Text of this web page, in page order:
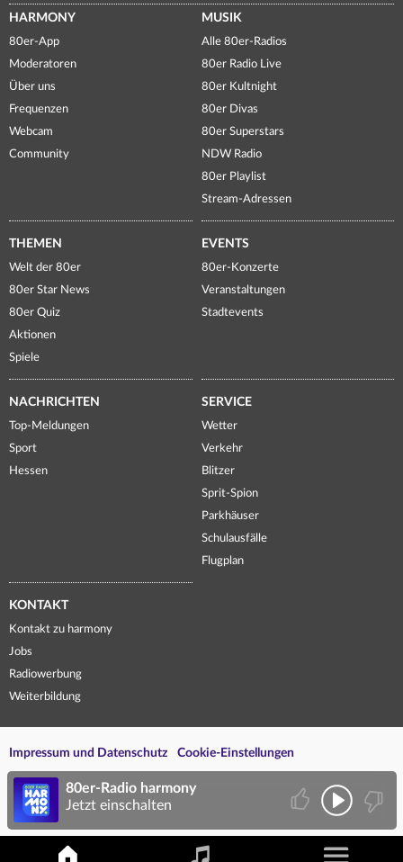
HARMONY
80er-App
Moderatoren
Über uns
Frequenzen
Webcam
Community
MUSIK
Alle 80er-Radios
80er Radio Live
80er Kultnight
80er Divas
80er Superstars
NDW Radio
80er Playlist
Stream-Adressen
THEMEN
Welt der 80er
80er Star News
80er Quiz
Aktionen
Spiele
EVENTS
80er-Konzerte
Veranstaltungen
Stadtevents
NACHRICHTEN
Top-Meldungen
Sport
Hessen
SERVICE
Wetter
Verkehr
Blitzer
Sprit-Spion
Parkhäuser
Schulausfälle
Flugplan
KONTAKT
Kontakt zu harmony
Jobs
Radiowerbung
Weiterbildung
Impressum und Datenschutz Cookie-Einstellungen
80er-Radio harmony
Jetzt einschalten